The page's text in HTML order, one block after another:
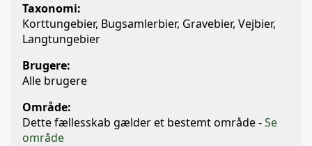
Taxonomi:
Korttungebier, Bugsamlerbier, Gravebier, Vejbier,
Langtungebier
Brugere:
Alle brugere
Område:
Dette fællesskab gælder et bestemt område -Se
område